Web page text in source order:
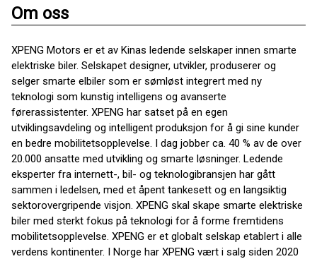
Om oss
XPENG Motors er et av Kinas ledende selskaper innen smarte
elektriske biler. Selskapet designer, utvikler, produserer og
selger smarte elbiler som er sømløst integrert med ny
teknologi som kunstig intelligens og avanserte
førerassistenter. XPENG har satset på en egen
utviklingsavdeling og intelligent produksjon for å gi sine kunder
en bedre mobilitetsopplevelse. I dag jobber ca. 40 % av de over
20.000 ansatte med utvikling og smarte løsninger. Ledende
eksperter fra internett-, bil- og teknologibransjen har gått
sammen i ledelsen, med et åpent tankesett og en langsiktig
sektorovergripende visjon. XPENG skal skape smarte elektriske
biler med sterkt fokus på teknologi for å forme fremtidens
mobilitetsopplevelse. XPENG er et globalt selskap etablert i alle
verdens kontinenter. I Norge har XPENG vært i salg siden 2020